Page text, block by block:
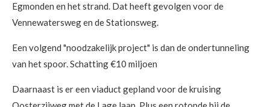
Egmonden en het strand. Dat heeft gevolgen voor de
Vennewatersweg en de Stationsweg.
Een volgend "noodzakelijk project" is dan de ondertunneling
van het spoor. Schatting €10 miljoen
Daarnaast is er een viaduct gepland voor de kruising